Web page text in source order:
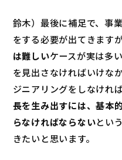
鈴木）最後に補足で、事
をする必要が出てきますが
は難しいケースが実は多
を見出さなければいけな
ジニアリングをしなけれ
長を生み出すには、基本
らなければならないとい
きたいと思います。